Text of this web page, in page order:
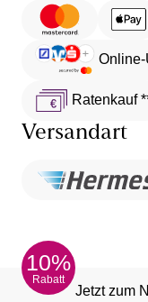
Ratenkauf
Versandart
10%
Rabatt
Jetzt zum